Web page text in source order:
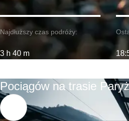
Najdłuższy czas podróży:
3 h 40 m
Pociągów na trasie